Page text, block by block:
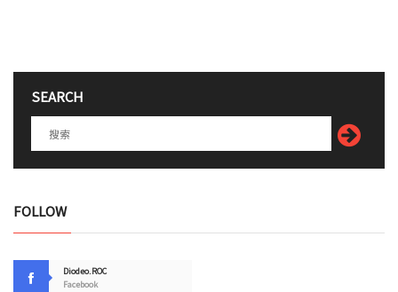
SEARCH
FOLLOW
Diodeo.ROC
Facebook